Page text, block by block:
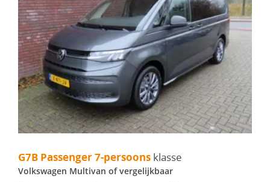
G7B Passenger 7-persoons klasse
Volkswagen Multivan of vergelijkbaar